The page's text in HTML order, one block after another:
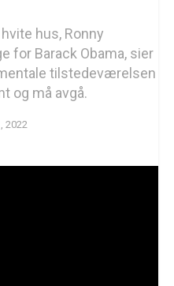
hus, Ronny
for Barack Obama, sier
tilstedeværelsen
og må avgå.
2022